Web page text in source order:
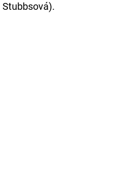
Stubbsová).